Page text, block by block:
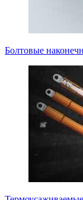
Болтовые